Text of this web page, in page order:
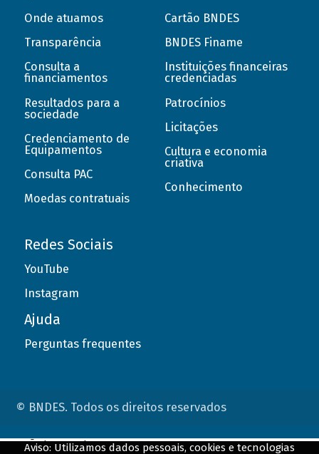
Onde atuamos
Transparência
Consulta a
financiamentos
Resultados para a
sociedade
Credenciamento de
Equipamentos
Consulta PAC
Moedas contratuais
Cartão BNDES
BNDES Finame
Instituições financeiras
credenciadas
Patrocínios
Licitações
Cultura e economia
criativa
Conhecimento
Redes Sociais
YouTube
Instagram
Ajuda
Perguntas frequentes
© BNDES. Todos os direitos reservados
Aviso: Utilizamos dados pessoais, cookies e tecnologias
ConteÃºdo complementar